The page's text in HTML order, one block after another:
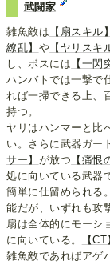
武闘家
雑魚敵は 【扇スキル
繚乱】 や 【ヤリスキ
し、ボスには 【一閃
ハンバトでは一撃で
れば一掃できる上、
持つ。
ヤリはハンマーと比
い。さらに武器ガー
サー】 が放つ 【痛恨
処に向いている武器
簡単に仕留められる
能だが、いずれも攻
扇は全体的にモーシ
に向いている。
【CT
雑魚敵であればアゲ